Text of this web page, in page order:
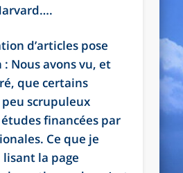
d’articles pose
Nous avons vu, et
que certains
scrupuleux
financées par
Ce que je
la page